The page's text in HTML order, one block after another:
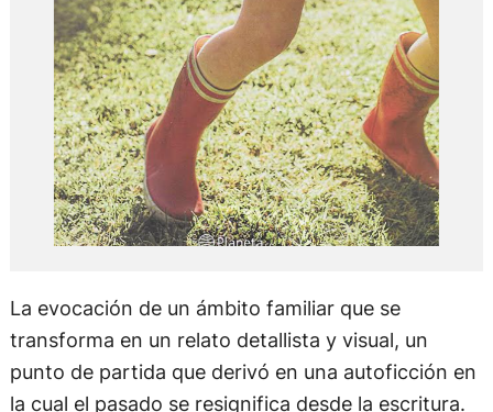
La evocación de un ámbito familiar que se
transforma en un relato detallista y visual, un
punto de partida que derivó en una autoficción en
la cual el pasado se resignifica desde la escritura.